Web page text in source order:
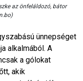
az önfeláldozó, bátor
ünnepséget
alkalmából. A
a gólokat
akik